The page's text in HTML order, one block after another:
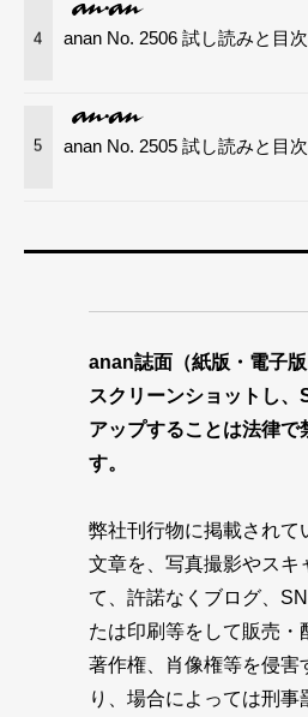
4 anan No. 2506 試し読みと目次
5 anan No. 2505 試し読みと目次
anan誌面（紙版・電子版
スクリーンショットし、
アップすることは法律で
す。
弊社刊行物に掲載されて
文章を、写真撮影やスキ
て、許諾なくブログ、
たは印刷等をして販売・
著作権、肖像権等を侵害
り、場合によっては刑事